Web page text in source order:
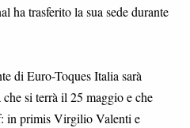
ha trasferito la sua sede durante
di Euro-Toques Italia sarà
si terrà il 25 maggio e che
in primis Virgilio Valenti e